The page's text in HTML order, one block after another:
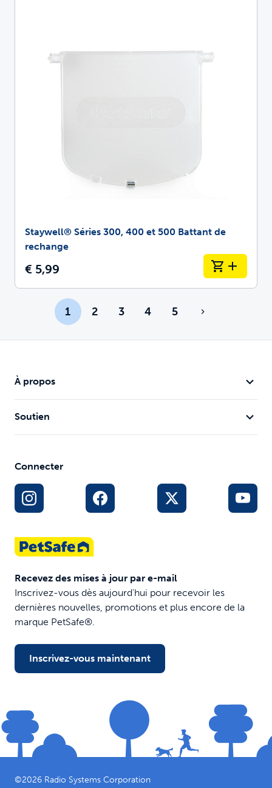
Staywell® Séries 300, 400 et 500 Battant de
rechange
€ 5,99
1 2 3 4 5
À propos
Soutien
Connecter
Recevez des mises à jour par e-mail
Inscrivez-vous dès aujourd'hui pour recevoir les
dernières nouvelles, promotions et plus encore de la
marque PetSafe®.
Inscrivez-vous maintenant
©2026 Radio Systems Corporation